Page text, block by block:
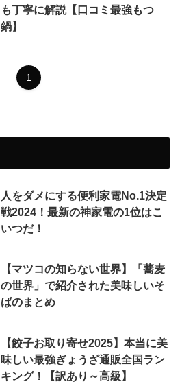
も丁寧に解説【口コミ最強もつ
鍋】
1
人をダメにする便利家電No.1決定
戦2024！最新の神家電の1位はこ
いつだ！
【マツコの知らない世界】「蕎麦
の世界」で紹介された美味しいそ
ばのまとめ
【餃子お取り寄せ2025】本当に美
味しい最強ぎょうざ通販全国ラン
キング！【訳あり～高級】